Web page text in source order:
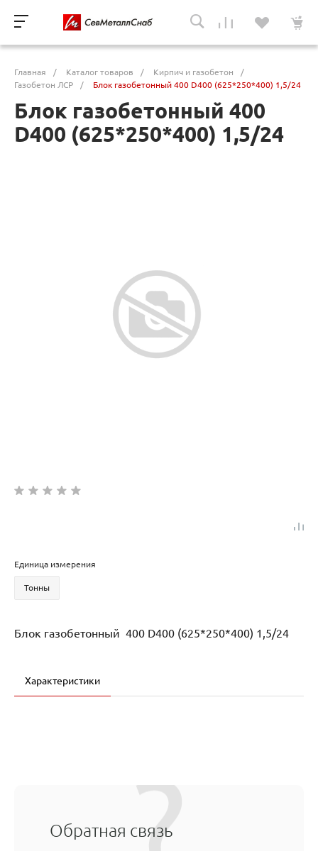
Главная / Каталог товаров / Кирпич и газобетон
/
Газобетон ЛСР
/ Блок газобетонный 400 D400 (625*250*400) 1,5/24
Блок газобетонный 400
D400 (625*250*400) 1,5/24
Единица измерения
Тонны
Блок газобетонный 400 D400 (625*250*400) 1,5/24
Характеристики
Обратная связь